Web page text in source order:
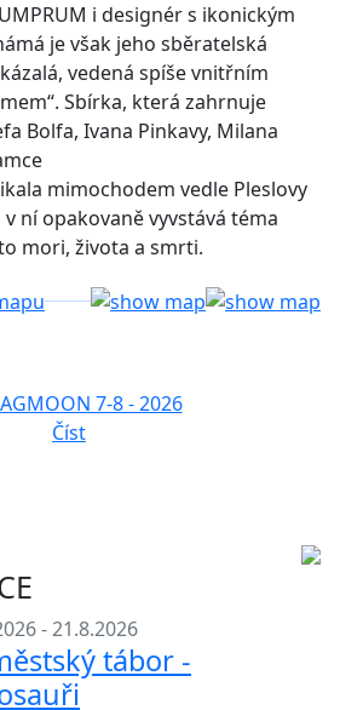
i designér s ikonickým
je však jeho sběratelská
vedená spíše vnitřním
Sbírka, která zahrnuje
Bolfa, Ivana Pinkavy, Milana
mimochodem vedle Pleslovy
ní opakovaně vyvstává téma
mori, života a smrti.
Číst
- 21.8.2026
tábor -